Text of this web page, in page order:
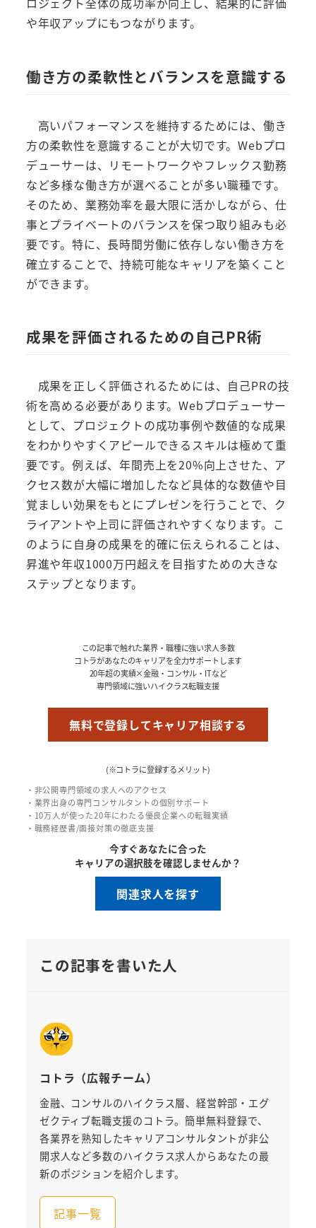
や年収アップにもつながります。
働き方の柔軟性とバランスを意識する
高いパフォーマンスを維持するためには、働き
方の柔軟性を意識することが大切です。Webプロ
デューサーは、リモートワークやフレックス勤務
など多様な働き方が選べることが多い職種です。
そのため、業務効率を最大限に活かしながら、仕
事とプライベートのバランスを保つ取り組みも必
要です。特に、長時間労働に依存しない働き方を
確立することで、持続可能なキャリアを築くこと
ができます。
成果を評価されるための自己PR術
成果を正しく評価されるためには、自己PRの技
術を高める必要があります。Webプロデューサー
として、プロジェクトの成功事例や数値的な成果
をわかりやすくアピールできるスキルは極めて重
要です。例えば、年間売上を20%向上させた、ア
クセス数が大幅に増加したなど具体的な数値や目
覚ましい効果をもとにプレゼンを行うことで、ク
ライアントや上司に評価されやすくなります。こ
のように自身の成果を的確に伝えられることは、
昇進や年収1000万円超えを目指すための大きな
ステップとなります。
この記事で触れた業界・職種に強い求人多数
コトラがあなたのキャリアを全力サポートします
20年超の実績×金融・コンサル・ITなど
専門領域に強いハイクラス転職支援
無料で登録してキャリア相談する
(※コトラに登録するメリット)
・非公開専門領域の求人へのアクセス
・業界出身の専門コンサルタントの個別サポート
・10万人が使った20年にわたる優良企業への転職実績
・職務経歴書/面接対策の徹底支援
今すぐあなたに合った
キャリアの選択肢を確認しませんか？
関連求人を探す
この記事を書いた人
コトラ（広報チーム）
金融、コンサルのハイクラス層、経営幹部・エグ
ゼクティブ転職支援のコトラ。簡単無料登録で、
各業界を熟知したキャリアコンサルタントが非公
開求人など多数のハイクラス求人からあなたの最
新のポジションを紹介します。
記事一覧